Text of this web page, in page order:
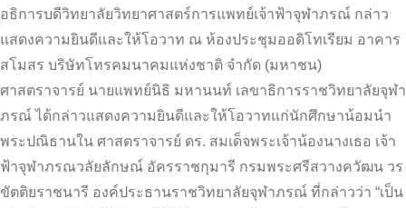
อธิการบดีวิทยาลัยวิทยาศาสตร์การแพทย์เจ้าฟ้าจุฬาภรณ์ กล่าว
แสดงความยินดีและให้โอวาท ณ ห้องประชุมออดิโทเรียม อาคาร
สโมสร บริษัทโทรคมนาคมแห่งชาติ จำกัด (มหาชน)
ศาสตราจารย์ นายแพทย์นิธิ มหานนท์ เลขาธิการราชวิทยาลัยจุฬา
ภรณ์ ได้กล่าวแสดงความยินดีและให้โอวาทแก่นักศึกษาน้อมนำ
พระปณิธานใน ศาสตราจารย์ ดร. สมเด็จพระเจ้าน้องนางเธอ เจ้า
ฟ้าจุฬาภรณวลัยลักษณ์ อัครราชกุมารี กรมพระศรีสวางควัฒน วร
ขัตติยราชนารี องค์ประธานราชวิทยาลัยจุฬาภรณ์ ที่กล่าวว่า “เป็น